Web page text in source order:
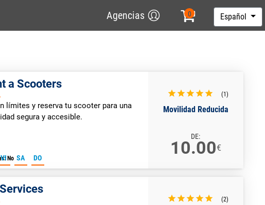
Español
Agencias
a Scooters
límites y reserva tu scooter para una
segura y accesible.
No
VI SA DO
(1)
Movilidad Reducida
DE:
10.00€
(2)